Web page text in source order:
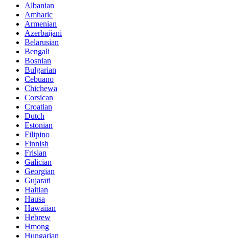
Albanian
Amharic
Armenian
Azerbaijani
Belarusian
Bengali
Bosnian
Bulgarian
Cebuano
Chichewa
Corsican
Croatian
Dutch
Estonian
Filipino
Finnish
Frisian
Galician
Georgian
Gujarati
Haitian
Hausa
Hawaiian
Hebrew
Hmong
Hungarian